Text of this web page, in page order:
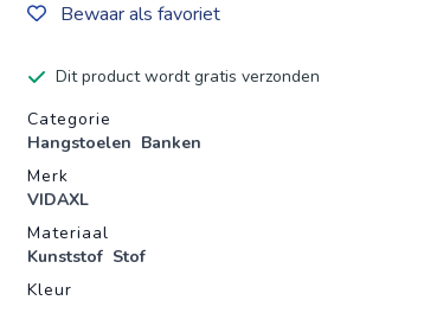
Bewaar als favoriet
Dit product wordt gratis verzonden
Productgegevens
Categorie
Hangstoelen Banken
Merk
VIDAXL
Materiaal
Kunststof Stof
Kleur